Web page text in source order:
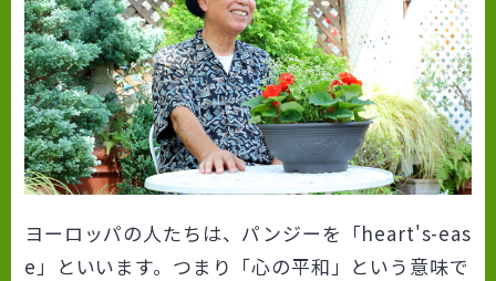
ヨーロッパの人たちは、パンジーを「heart's-eas
e」といいます。つまり「心の平和」という意味で